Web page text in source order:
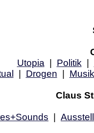
Utopia
Politik
Drogen Musik
Claus